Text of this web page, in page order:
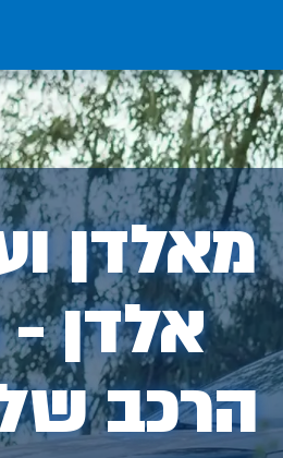
אלדן
-
מאלדן
אלדן
הרכב